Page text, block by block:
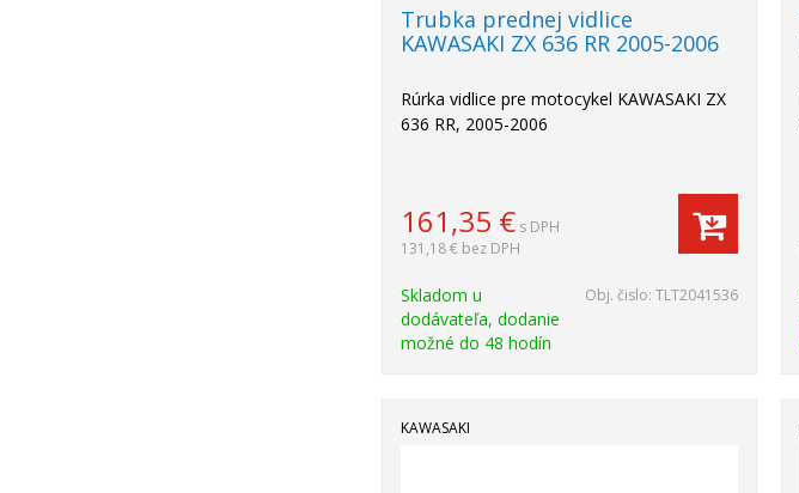
Trubka prednej vidlice
KAWASAKI ZX 636 RR 2005-2006
Rúrka vidlice pre motocykel KAWASAKI ZX
636 RR, 2005-2006
161,35 € s DPH
131,18 € bez DPH
Skladom u
dodávateľa, dodanie
možné do 48 hodín
Obj. čislo:TLT2041536
KAWASAKI